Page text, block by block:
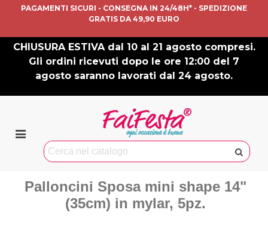
PAGAMENTI SICURI - CONSEGNA IN 24/48H* - SPEDIZIONE
GRATIS DA 49,90 EURO
CHIUSURA ESTIVA dal 10 al 21 agosto compresi.
Gli ordini ricevuti dopo le ore 12:00 del 7
agosto saranno lavorati dal 24 agosto.
Palloncini Sposa mini shape 14"
(35cm) in mylar, 5pz.